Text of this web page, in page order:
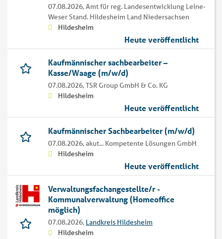
07.08.2026,Amt für reg. Landesentwicklung Leine-
Weser Stand. Hildesheim Land Niedersachsen
Hildesheim
Heute veröffentlicht
Kaufmännischer sachbearbeiter –
Kasse/Waage (m/w/d)
07.08.2026,TSR Group GmbH & Co. KG
Hildesheim
Heute veröffentlicht
Kaufmännischer Sachbearbeiter (m/w/d)
07.08.2026,akut... Kompetente Lösungen GmbH
Hildesheim
Heute veröffentlicht
Verwaltungsfachangestellte/r -
Kommunalverwaltung (Homeoffice
möglich)
07.08.2026, Landkreis Hildesheim
Hildesheim